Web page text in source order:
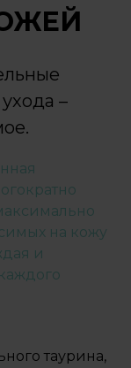
–
на кожу
и
таурина,